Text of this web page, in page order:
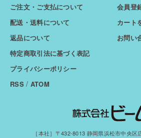
ご注文・ご支払について
配送・送料について
返品について
特定商取引法に基づく表記
プライバシーポリシー
RSS/ ATOM
会員登
カート
お問い
［本社］〒432-8013 静岡県浜松市中央区